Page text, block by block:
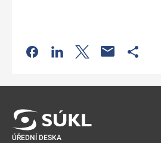
Odkaz se otevře na nové
Odkaz se otevře na
Odkaz se
ÚŘEDNÍ DESKA